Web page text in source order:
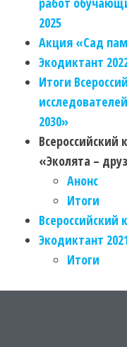
2025
Акция «Сад
Экодиктант
Итоги
2030»
Всероссийский
«Эколята –
Анонс
Итоги
Всероссийский
Экодиктант
Итоги